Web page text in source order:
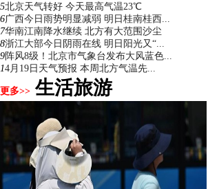
5北京天气转好 今天最高气温23℃
6广西今日雨势明显减弱 明日桂南桂西...
7华南江南降水继续 北方有大范围沙尘
8浙江大部今日阴雨在线 明日阳光又“...
9阵风8级！北京市气象台发布大风蓝色...
14月19日天气预报 本周北方气温先...
更多>> 生活旅游